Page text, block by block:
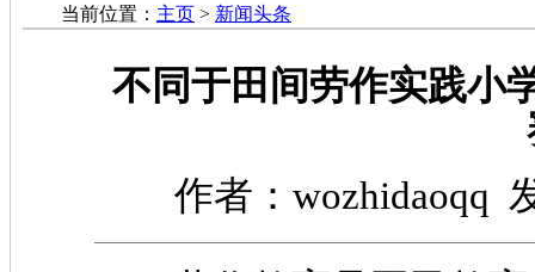
当前位置： 主页 > 新闻头条
不同于田间劳作实践小
作者：wozhidaoqq